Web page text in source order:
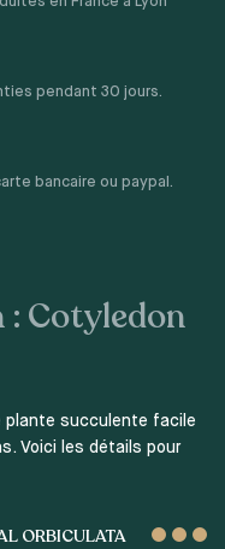
pendant 30 jours.
bancaire ou paypal.
: Cotyledon
plante succulente facile
Voici les détails pour
ORBICULATA